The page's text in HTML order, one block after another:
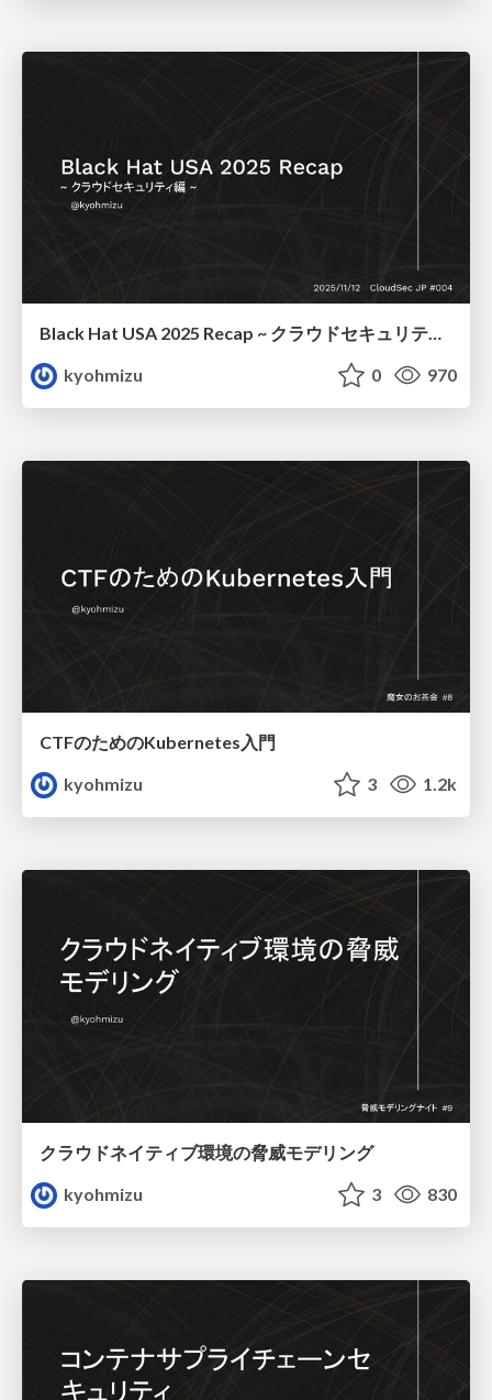
Black Hat USA 2025 Recap ~ クラウドセキュリティ編 ~
kyohmizu
0 970
CTFのためのKubernetes入門
kyohmizu
3 1.2k
クラウドネイティブ環境の脅威モデリング
kyohmizu
3 830